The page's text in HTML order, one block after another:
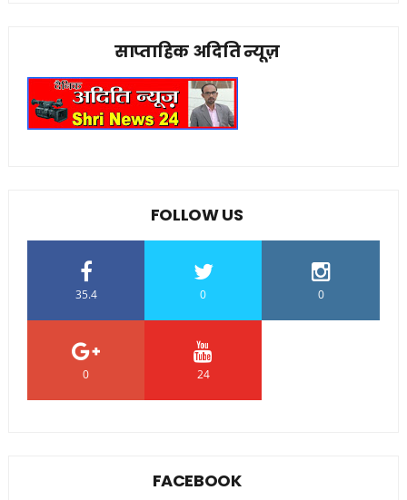
साप्ताहिक अदिति न्यूज़
FOLLOW US
35.4 0 0
0 24
FACEBOOK